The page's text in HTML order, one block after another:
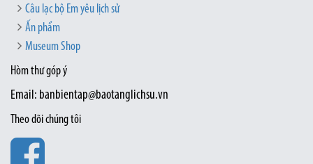
Câu lạc bộ Em yêu lịch sử
Ấn phẩm
Museum Shop
Hòm thư góp ý
Email: banbientap@baotanglichsu.vn
Theo dõi chúng tôi